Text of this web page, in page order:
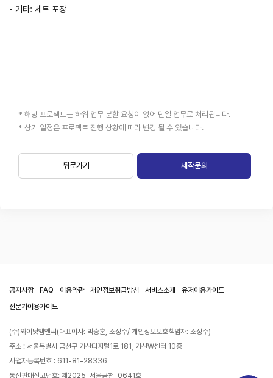
- 기타: 세트 포장
* 해당 프로젝트는 하위 업무 분할 요청이 없어 단일 업무로 처리됩니다.
* 상기 일정은 프로젝트 진행 상황에 따라 변경 될 수 있습니다.
뒤로가기 제작문의
공지사항 FAQ 이용약관 개인정보취급방침 서비스소개
유저이용가이드
전문가이용가이드
(주)와이낫엠앤씨(대표이사: 박승훈, 조성주/ 개인정보보호책임자: 조성주)
주소 : 서울특별시 금천구 가산디지털1로 181, 가산W센터 10층
사업자등록번호 : 611-81-28336
통신판매신고번호: 제2025-서울금천-0641호